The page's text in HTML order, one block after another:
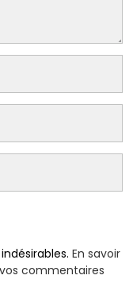
En savoir
commentaires